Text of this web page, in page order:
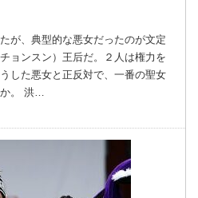
が、典型的な悪女だったのが文定
ョンスン）王后だ。２人は権力を
した悪女と正反対で、一番の聖女
か。 洪…